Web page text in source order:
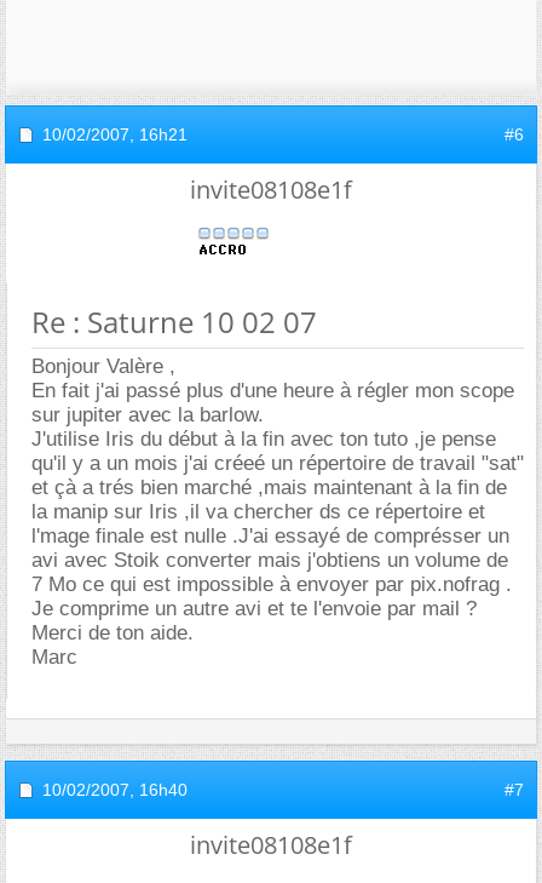
10/02/2007, 16h21 #6
invite08108e1f
Re : Saturne 10 02 07
Bonjour Valère ,
En fait j'ai passé plus d'une heure à régler mon scope
sur jupiter avec la barlow.
J'utilise Iris du début à la fin avec ton tuto ,je pense
qu'il y a un mois j'ai créeé un répertoire de travail "sat"
et çà a trés bien marché ,mais maintenant à la fin de
la manip sur Iris ,il va chercher ds ce répertoire et
l'mage finale est nulle .J'ai essayé de comprésser un
avi avec Stoik converter mais j'obtiens un volume de
7 Mo ce qui est impossible à envoyer par pix.nofrag .
Je comprime un autre avi et te l'envoie par mail ?
Merci de ton aide.
Marc
10/02/2007, 16h40 #7
invite08108e1f